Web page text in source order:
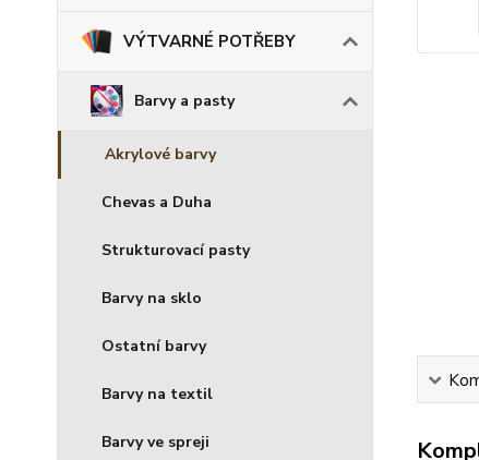
VÝTVARNÉ POTŘEBY
Barvy a pasty
Akrylové barvy
Chevas a Duha
Strukturovací pasty
Barvy na sklo
Ostatní barvy
Barvy na textil
Barvy ve spreji